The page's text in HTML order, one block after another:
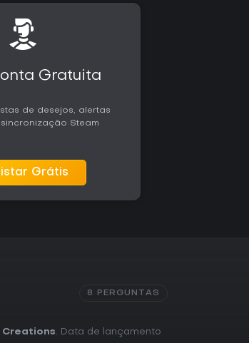
Gratuita
de desejos, alertas
Steam
Grátis
8 PERGUNTAS
Creations. Data de lançamento